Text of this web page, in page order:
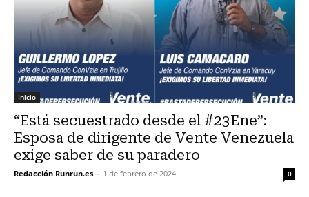
Inicio
“Está secuestrado desde el #23Ene”:
Esposa de dirigente de Vente Venezuela
exige saber de su paradero
Redacción Runrun.es - 1 de febrero de 2024 0